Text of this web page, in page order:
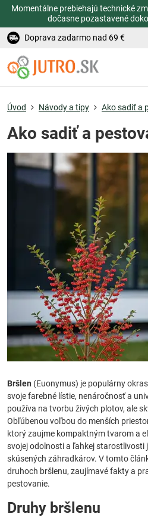
Momentálne prebiehajú technické
dočasne pozastavené
Doprava zadarmo nad 69 €
Úvod Návody a tipy Ako sadiť a
Ako sadiť a
Bršlen (Euonymus) je populárny
svoje farebné lístie, nenáročnosť a
používa na tvorbu živých plotov, ale
Obľúbenou voľbou do menších
ktorý zaujme kompaktným tvarom a
svojej odolnosti a ľahkej starostlivosti
skúsených záhradkárov. V tomto
druhoch bršlenu, zaujímavé fakty a
pestovanie.
Druhy bršlenu